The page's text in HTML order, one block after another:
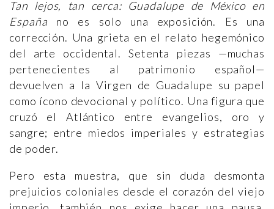
Tan lejos, tan cerca: Guadalupe de México en
España no es solo una exposición. Es una
corrección. Una grieta en el relato hegemónico
del arte occidental. Setenta piezas —muchas
pertenecientes al patrimonio español—
devuelven a la Virgen de Guadalupe su papel
como ícono devocional y político. Una figura que
cruzó el Atlántico entre evangelios, oro y
sangre; entre miedos imperiales y estrategias
de poder.
Pero esta muestra, que sin duda desmonta
prejuicios coloniales desde el corazón del viejo